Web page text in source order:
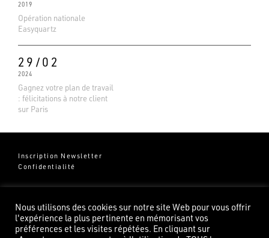
2019
Opération nationale
Easyquartz
29/02
2024
Gagnez votre plan de travail
: félicitations à notre client
sur Paris
Inscription Newsletter
Confidentialité
Groupe Pierredeplan
82100 Castelsarrasin
Nous utilisons des cookies sur notre site Web pour vous offrir
l'expérience la plus pertinente en mémorisant vos
préférences et les visites répétées. En cliquant sur